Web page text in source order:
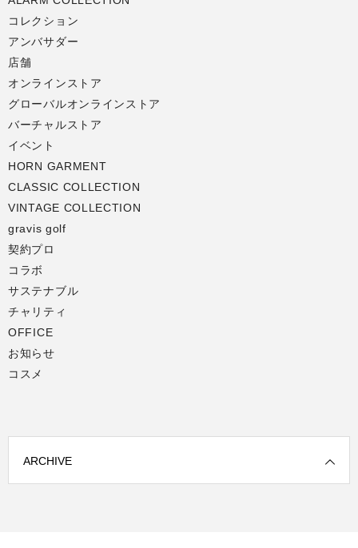
コレクション
アンバサダー
店舗
オンラインストア
グローバルオンラインストア
バーチャルストア
イベント
HORN GARMENT
CLASSIC COLLECTION
VINTAGE COLLECTION
gravis golf
契約プロ
コラボ
サステナブル
チャリティ
OFFICE
お知らせ
コスメ
ARCHIVE